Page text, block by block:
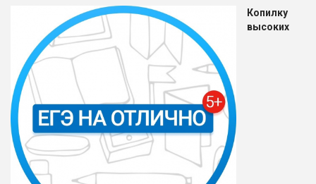
Копилку
высоких